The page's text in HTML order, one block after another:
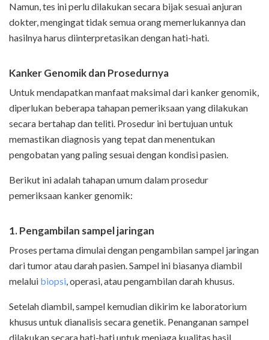
Namun, tes ini perlu dilakukan secara bijak sesuai anjuran
dokter, mengingat tidak semua orang memerlukannya dan
hasilnya harus diinterpretasikan dengan hati-hati.
Kanker Genomik dan Prosedurnya
Untuk mendapatkan manfaat maksimal dari kanker genomik,
diperlukan beberapa tahapan pemeriksaan yang dilakukan
secara bertahap dan teliti. Prosedur ini bertujuan untuk
memastikan diagnosis yang tepat dan menentukan
pengobatan yang paling sesuai dengan kondisi pasien.
Berikut ini adalah tahapan umum dalam prosedur
pemeriksaan kanker genomik:
1. Pengambilan sampel jaringan
Proses pertama dimulai dengan pengambilan sampel jaringan
dari tumor atau darah pasien. Sampel ini biasanya diambil
melalui biopsi, operasi, atau pengambilan darah khusus.
Setelah diambil, sampel kemudian dikirim ke laboratorium
khusus untuk dianalisis secara genetik. Penanganan sampel
dilakukan secara hati-hati untuk menjaga kualitas hasil